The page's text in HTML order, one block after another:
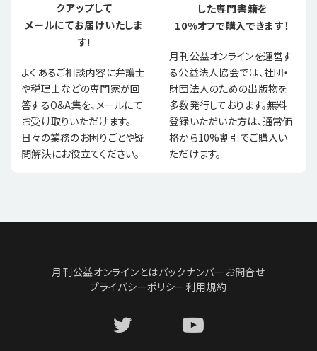
クアップして
メールにてお届けいたしま
す!
よくあるご相談内容に弁護士
や税理士などの専門家が回
答するQ&A集を、メールにて
お受け取りいただけます。
日々の業務のお困りごとや疑
問解決にお役立てください。
した専門書籍を
10%オフで購入できます！
月刊公益オンラインを運営す
る公益法人協会では、社団・
財団法人のための出版物を
多数発行しております。無料
登録いただいた方は、通常価
格から10%割引でご購入い
ただけます。
月刊公益オンラインとはバックナンバー お問合せ
プライバシーポリシー利用規約